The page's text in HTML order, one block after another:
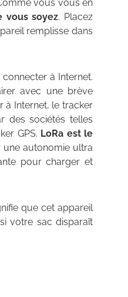
vous vous en
vous soyez. Placez
remplisse dans
à Internet.
avec une brève
à Internet, le tracker
des sociétés telles
GPS. LoRa est le
une autonomie ultra
pour charger et
que cet appareil
votre sac disparaît